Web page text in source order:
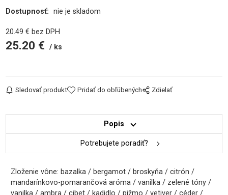
Dostupnosť: nie je skladom
20.49 € bez DPH
25.20 € ks
Sledovať produkt Pridať do obľúbených Zdielať
Popis
Potrebujete poradiť?
Zloženie vône: bazalka / bergamot / broskyňa / citrón /
mandarínkovo-pomarančová aróma / vanilka / zelené tóny /